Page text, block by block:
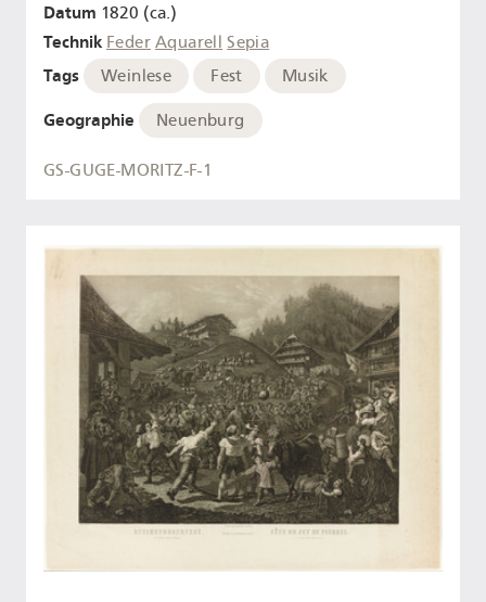
Datum 1820 (ca.)
Technik Feder Aquarell Sepia
Tags Weinlese Fest Musik
Geographie Neuenburg
GS-GUGE-MORITZ-F-1